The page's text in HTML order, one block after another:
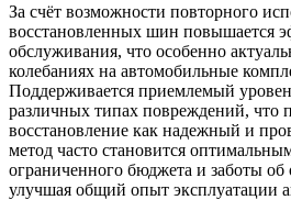
За счёт возможности повторного
восстановленных шин повышается
обслуживания, что особенно
колебаниях на автомобильные
Поддерживается приемлемый
различных типах повреждений, что
восстановление как надежный и
метод часто становится
ограниченного бюджета и заботы
улучшая общий опыт эксплуатации